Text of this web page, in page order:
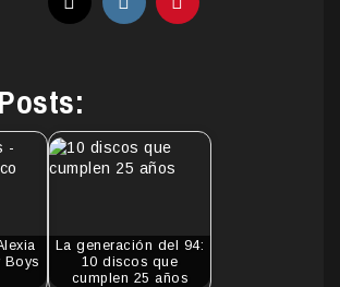
Boys
La generación del 94:
10 discos que
cumplen 25 años